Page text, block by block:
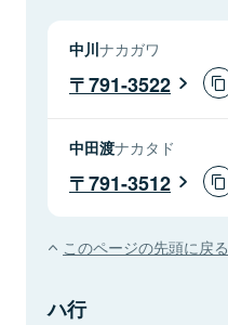
中川ナカガワ
791-3522
中田渡ナカタド
791-3512
このページの先頭に戻る
ハ行